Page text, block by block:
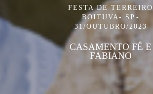
FESTA DE TERREIRO
BOITUVA- SP
31/OUTUBRO/2023
CASAMENTO FÊ E
FABIANO